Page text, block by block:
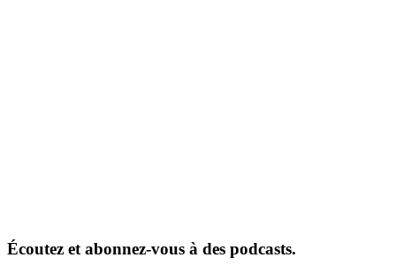
Écoutez et abonnez-vous à des podcasts.